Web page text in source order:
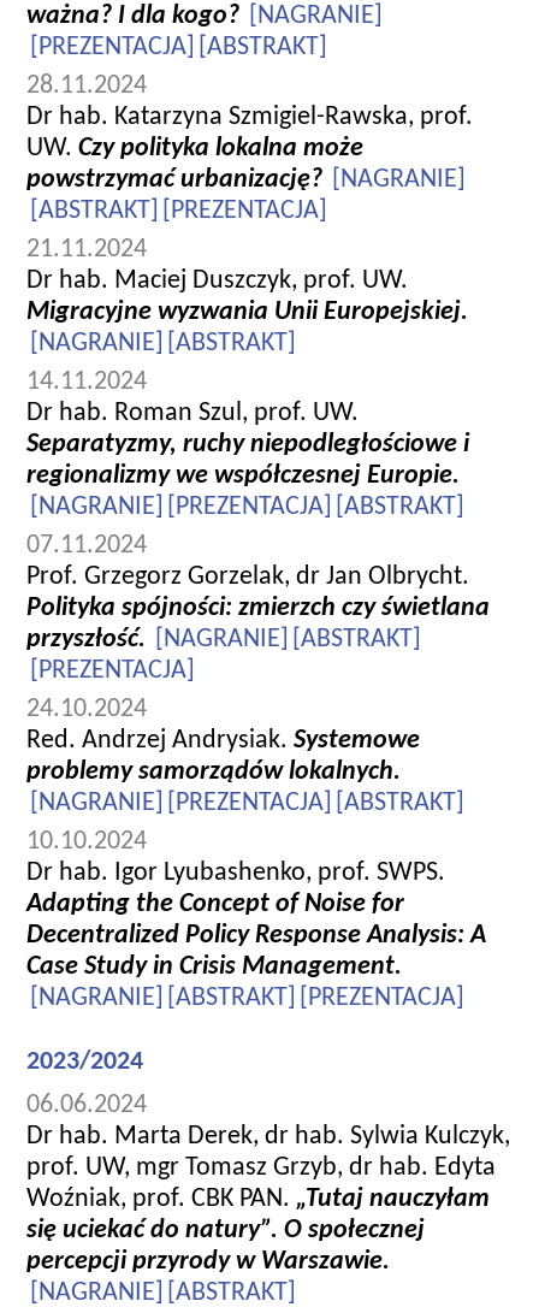
ważna? I dla kogo?
[NAGRANIE]
[PREZENTACJA]
[ABSTRAKT]
28.11.2024
Dr hab. Katarzyna Szmigiel-Rawska, prof.
UW. Czy polityka lokalna może
powstrzymać urbanizację?
[NAGRANIE]
[ABSTRAKT]
[PREZENTACJA]
21.11.2024
Dr hab. Maciej Duszczyk, prof. UW.
Migracyjne wyzwania Unii Europejskiej.
[NAGRANIE]
[ABSTRAKT]
14.11.2024
Dr hab. Roman Szul, prof. UW.
Separatyzmy, ruchy niepodległościowe i
regionalizmy we współczesnej Europie.
[NAGRANIE]
[PREZENTACJA]
[ABSTRAKT]
07.11.2024
Prof. Grzegorz Gorzelak, dr Jan Olbrycht.
Polityka spójności: zmierzch czy świetlana
przyszłość.
[NAGRANIE]
[ABSTRAKT]
[PREZENTACJA]
24.10.2024
Red. Andrzej Andrysiak. Systemowe
problemy samorządów lokalnych.
[NAGRANIE]
[PREZENTACJA]
[ABSTRAKT]
10.10.2024
Dr hab. Igor Lyubashenko, prof. SWPS.
Adapting the Concept of Noise for
Decentralized Policy Response Analysis: A
Case Study in Crisis Management.
[NAGRANIE]
[ABSTRAKT] [PREZENTACJA]
2023/2024
06.06.2024
Dr hab. Marta Derek, dr hab. Sylwia Kulczyk,
prof. UW, mgr Tomasz Grzyb, dr hab. Edyta
Woźniak, prof. CBK PAN. „Tutaj nauczyłam
się uciekać do natury”. O społecznej
percepcji przyrody w Warszawie.
[NAGRANIE]
[ABSTRAKT]